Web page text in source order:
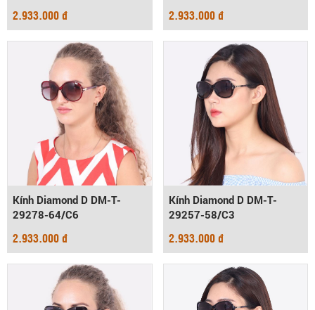
2.933.000 đ 2.933.000 đ
Kính Diamond D DM-T-
29278-64/C6
2.933.000 đ
Kính Diamond D DM-T-
29257-58/C3
2.933.000 đ